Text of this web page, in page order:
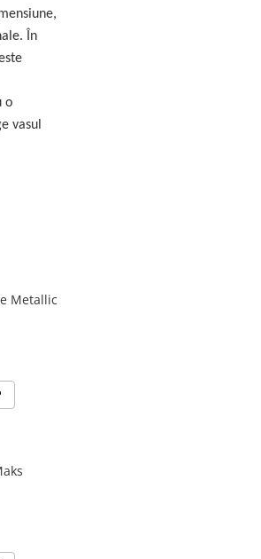
În
o
vasul
Metallic